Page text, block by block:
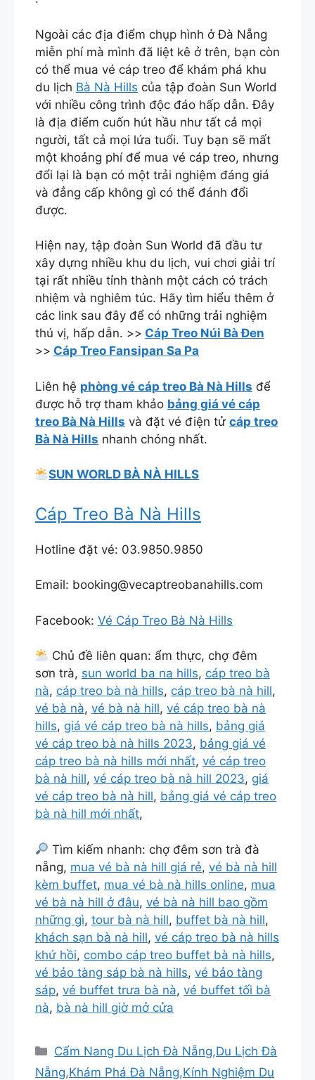
Ngoài các địa điểm chụp hình ở Đà Nẵng
miễn phí mà mình đã liệt kê ở trên, bạn còn
có thể mua vé cáp treo để khám phá khu
du lịch Bà Nà Hills của tập đoàn Sun World
với nhiều công trình độc đáo hấp dẫn. Đây
là địa điểm cuốn hút hầu như tất cả mọi
người, tất cả mọi lứa tuổi. Tuy bạn sẽ mất
một khoảng phí để mua vé cáp treo, nhưng
đổi lại là bạn có một trải nghiệm đáng giá
và đẳng cấp không gì có thể đánh đổi
được.
Hiện nay, tập đoàn Sun World đã đầu tư
xây dựng nhiều khu du lịch, vui chơi giải trí
tại rất nhiều tỉnh thành một cách có trách
nhiệm và nghiêm túc. Hãy tìm hiểu thêm ở
các link sau đây để có những trải nghiệm
thú vị, hấp dẫn. >> Cáp Treo Núi Bà Đen
>> Cáp Treo Fansipan Sa Pa
Liên hệ phòng vé cáp treo Bà Nà Hills để
được hỗ trợ tham khảo bảng giá vé cáp
treo Bà Nà Hills và đặt vé điện tử cáp treo
Bà Nà Hills nhanh chóng nhất.
SUN WORLD BÀ NÀ HILLS
Cáp Treo Bà Nà Hills
Hotline đặt vé: 03.9850.9850
Email: booking@vecaptreobanahills.com
Facebook: Vé Cáp Treo Bà Nà Hills
Chủ đề liên quan: ẩm thực, chợ đêm
sơn trà, sun world ba na hills, cáp treo bà
nà, cáp treo bà nà hills, cáp treo bà nà hill,
vé bà nà, vé bà nà hill, vé cáp treo bà nà
hills, giá vé cáp treo bà nà hills, bảng giá
vé cáp treo bà nà hills 2023, bảng giá vé
cáp treo bà nà hills mới nhất, vé cáp treo
bà nà hill, vé cáp treo bà nà hill 2023, giá
vé cáp treo bà nà hill, bảng giá vé cáp treo
bà nà hill mới nhất,
Tìm kiếm nhanh: chợ đêm sơn trà đà
nẵng, mua vé bà nà hill giá rẻ, vé bà nà hill
kèm buffet, mua vé bà nà hills online, mua
vé bà nà hill ở đâu, vé bà nà hill bao gồm
những gì, tour bà nà hill, buffet bà nà hill,
khách sạn bà nà hill, vé cáp treo bà nà hills
khứ hồi, combo cáp treo buffet bà nà hills,
vé bảo tàng sáp bà nà hills, vé bảo tàng
sáp, vé buffet trưa bà nà, vé buffet tối bà
nà, bà nà hill giờ mở cửa
Danh
mục
Cẩm Nang Du Lịch Đà Nẵng,Du Lịch Đà
Nẵng,Khám Phá Đà Nẵng,Kính Nghiệm Du